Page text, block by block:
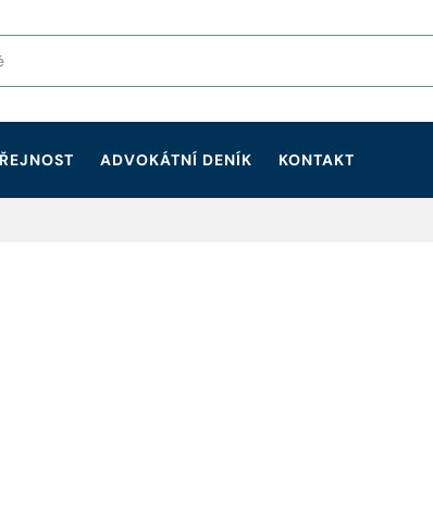
ADVOKÁTNÍ DENÍK
KONTAKT